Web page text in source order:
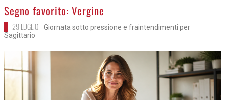
>
Segno favorito: Vergine
29 LUGLIO
Giornata sotto pressione e fraintendimenti per
Sagittario